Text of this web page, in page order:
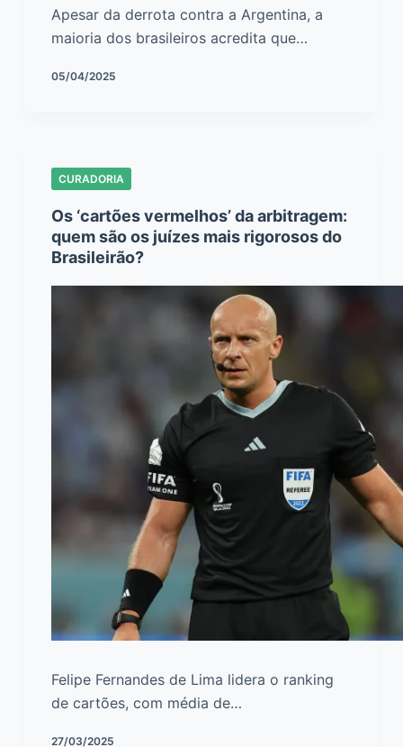
Apesar da derrota contra a Argentina, a
maioria dos brasileiros acredita que…
05/04/2025
CURADORIA
Os ‘cartões vermelhos’ da arbitragem:
quem são os juízes mais rigorosos do
Brasileirão?
Felipe Fernandes de Lima lidera o ranking
de cartões, com média de…
27/03/2025